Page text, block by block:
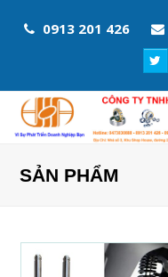
0913 201 426
SẢN PHẨM